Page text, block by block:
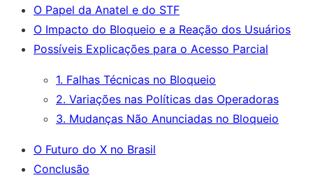
O Papel da Anatel e do STF
O Impacto do Bloqueio e a Reação dos Usuários
Possíveis Explicações para o Acesso Parcial
1. Falhas Técnicas no Bloqueio
2. Variações nas Políticas das Operadoras
3. Mudanças Não Anunciadas no Bloqueio
O Futuro do X no Brasil
Conclusão